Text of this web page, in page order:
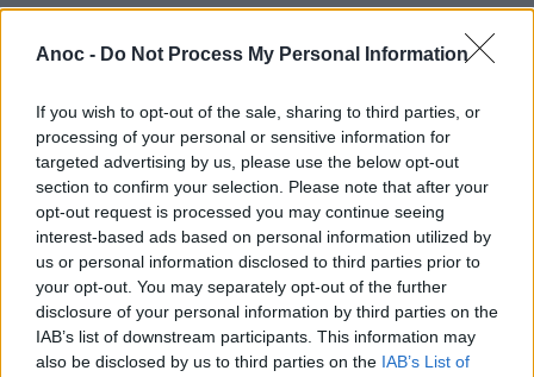
Anoc - Do Not Process My Personal Information
If you wish to opt-out of the sale, sharing to third parties, or
processing of your personal or sensitive information for
targeted advertising by us, please use the below opt-out
section to confirm your selection. Please note that after your
opt-out request is processed you may continue seeing
interest-based ads based on personal information utilized by
us or personal information disclosed to third parties prior to
your opt-out. You may separately opt-out of the further
disclosure of your personal information by third parties on the
IAB’s list of downstream participants. This information may
also be disclosed by us to third parties on the IAB’s List of
Inscrivez vous sur lesite de l'office du tourisme de
Montpellier et rendez-vous 10 minutes avant le
Montpellier.
Le port du masque est obligatoire pour les
visiteurs et les guides.
INFORMATIONS PRATIQUES
DATES ET HORAIRES
Du 19 juillet 2021 au 23 septembre 2021